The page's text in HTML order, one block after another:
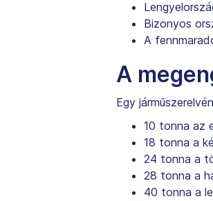
Bizonyos
A
A
Egy
10 tonna az
18 tonna a
24 tonna a
28 tonna a
40 tonna a